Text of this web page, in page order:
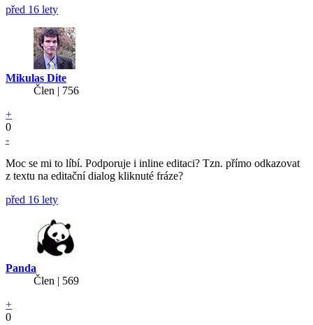
před 16 lety
Mikulas Dite
Člen | 756
+
0
-
Moc se mi to líbí. Podporuje i inline editaci? Tzn. přímo odkazovat
z textu na editační dialog kliknuté fráze?
před 16 lety
Panda
Člen | 569
+
0